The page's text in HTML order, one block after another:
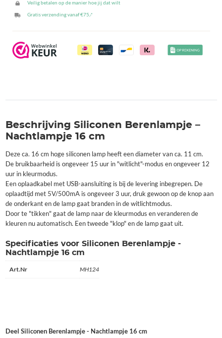
aantalVeilig betalen op de manier hoe jij dat wilt
Gratis verzending vanaf €75,-*
Beschrijving Siliconen Berenlampje –
Nachtlampje 16 cm
Deze ca. 16 cm hoge siliconen lamp heeft een diameter van ca. 11 cm.
De bruikbaarheid is ongeveer 15 uur in "witlicht"-modus en ongeveer 12
uur in kleurmodus.
Een oplaadkabel met USB-aansluiting is bij de levering inbegrepen. De
oplaadtijd met 5V/500mA is ongeveer 3 uur, druk gewoon op de knop aan
de onderkant en de lamp gaat branden in de witlichtmodus.
Door te "tikken" gaat de lamp naar de kleurmodus en veranderen de
kleuren nu automatisch. Een tweede "klop" en de lamp gaat uit.
Specificaties voor Siliconen Berenlampje -
Nachtlampje 16 cm
Art.Nr MH124
Deel Siliconen Berenlampje - Nachtlampje 16 cm